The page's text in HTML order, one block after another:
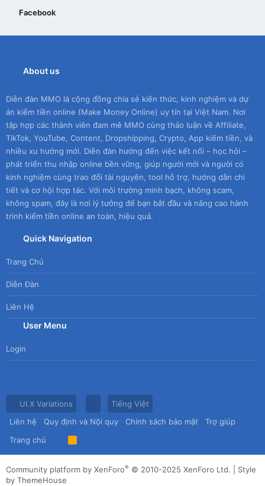
Facebook
About us
Diễn đàn MMO là cộng đồng chia sẻ kiến thức, kinh nghiệm và dự
án kiếm tiền online (Make Money Online) uy tín tại Việt Nam. Nơi
tập hợp các thành viên đam mê MMO cùng thảo luận về Affiliate,
TikTok, YouTube, Content, Dropshipping, Crypto, App kiếm tiền, và
nhiều xu hướng mới. Diễn đàn hướng đến việc kết nối – học hỏi –
phát triển thu nhập online bền vững, giúp người mới và người có
kinh nghiệm cùng trao đổi tài nguyên, tool hỗ trợ, hướng dẫn chi
tiết và cơ hội hợp tác. Với môi trường minh bạch, không scam,
không spam, đây là nơi lý tưởng để bạn bắt đầu và nâng cao hành
trình kiếm tiền online an toàn, hiệu quả.
Quick Navigation
Trang Chủ
Diễn Đàn
Liên Hệ
User Menu
Login
UI.X Variations
Tiếng Việt
Liên hệ
Quy định và Nội quy Chính sách bảo mật
Trợ giúp
Trang chủ
R
S
S
Community platform by XenForo® © 2010-2025 XenForo Ltd.
Style
by ThemeHouse